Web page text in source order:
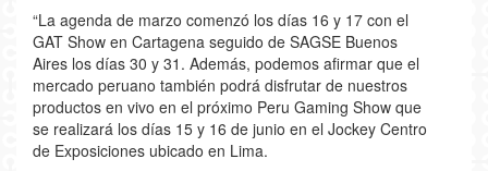
“La agenda de marzo comenzó los días 16 y 17 con el
GAT Show en Cartagena seguido de SAGSE Buenos
Aires los días 30 y 31. Además, podemos afirmar que el
mercado peruano también podrá disfrutar de nuestros
productos en vivo en el próximo Peru Gaming Show que
se realizará los días 15 y 16 de junio en el Jockey Centro
de Exposiciones ubicado en Lima.